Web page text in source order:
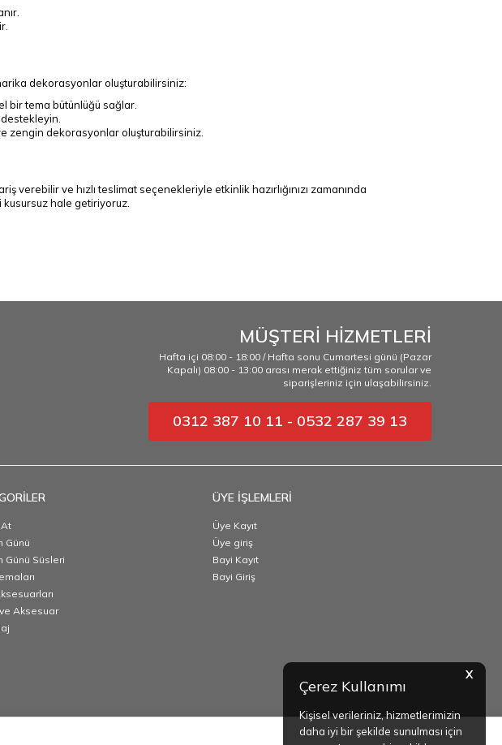
X
Çerez Kullanımı
Kişisel verileriniz, hizmetlerimizin
daha iyi bir şekilde sunulması için
dekorasyonlar oluşturabilirsiniz:
bir tema bütünlüğü sağlar.
zengin dekorasyonlar oluşturabilirsiniz.
verebilir ve hızlı teslimat seçenekleriyle etkinlik hazırlığınızı zamanında
kusursuz hale getiriyoruz.
MÜŞTERİ HİZMETLERİ
Hafta içi 08:00 - 18:00 / Hafta sonu Cumartesi günü (Pazar
Kapalı) 08:00 - 13:00 arası merak ettiğiniz tüm sorular ve
siparişleriniz için ulaşabilirsiniz.
0312 387 10 11 - 0532 287 39 13
Günü
Günü Süsleri
Aksesuar
ÜYE İŞLEMLERİ
Üye Kayıt
Üye giriş
Bayi Kayıt
Bayi Giriş